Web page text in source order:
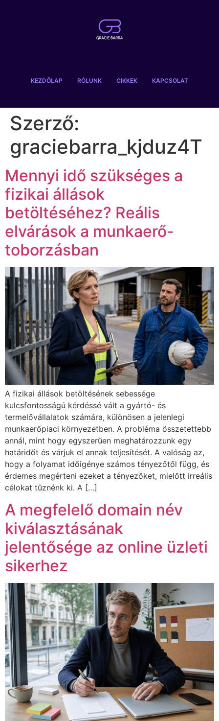
KEZDŐLAP RÓLUNK CIKKEK KAPCSOLAT
Szerző:
graciebarra_kjduz4T
Mennyi idő szükséges a
fizikai állások
betöltéséhez? Reális
elvárások a munkaerő-
toborzásban
A fizikai állások betöltésének sebessége
kulcsfontosságú kérdéssé vált a gyártó- és
termelővállalatok számára, különösen a jelenlegi
munkaerőpiaci környezetben. A probléma összetettebb
annál, mint hogy egyszerűen meghatározzunk egy
határidőt és várjuk el annak teljesítését. A valóság az,
hogy a folyamat időigénye számos tényezőtől függ, és
érdemes megérteni ezeket a tényezőket, mielőtt irreális
célokat tűznénk ki. A […]
A megfelelő domain név
kiválasztásának
jelentősége az online üzleti
sikerhez